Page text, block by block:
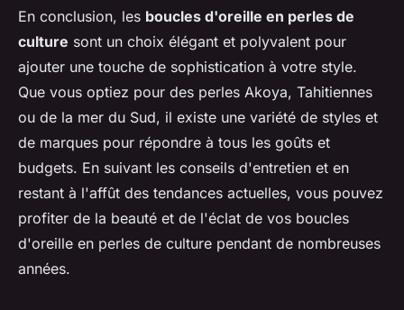
En conclusion, les boucles d'oreille en perles de
culture sont un choix élégant et polyvalent pour
ajouter une touche de sophistication à votre style.
Que vous optiez pour des perles Akoya, Tahitiennes
ou de la mer du Sud, il existe une variété de styles et
de marques pour répondre à tous les goûts et
budgets. En suivant les conseils d'entretien et en
restant à l'affût des tendances actuelles, vous pouvez
profiter de la beauté et de l'éclat de vos boucles
d'oreille en perles de culture pendant de nombreuses
années.